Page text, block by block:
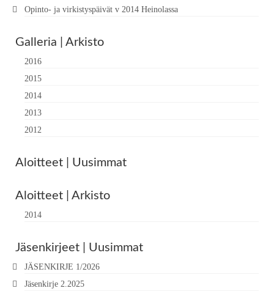
Opinto- ja virkistyspäivät v 2014 Heinolassa
Galleria | Arkisto
2016
2015
2014
2013
2012
Aloitteet | Uusimmat
Aloitteet | Arkisto
2014
Jäsenkirjeet | Uusimmat
JÄSENKIRJE 1/2026
Jäsenkirje 2.2025